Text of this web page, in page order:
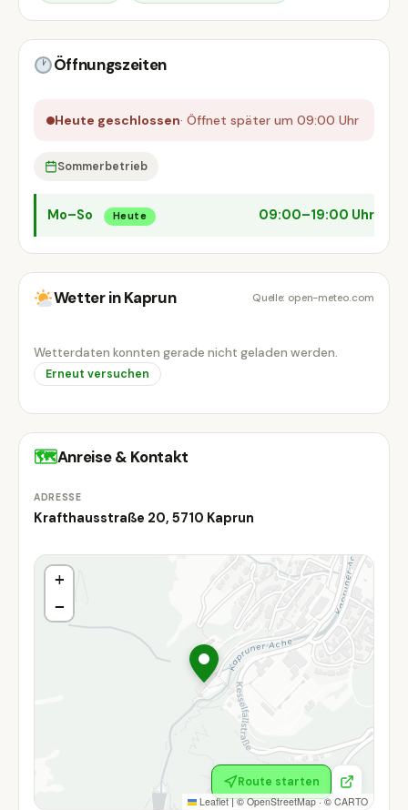
Öffnungszeiten
Heute geschlossen· Öffnet später um 09:00 Uhr
Sommerbetrieb
Mo–So Heute 09:00–19:00 Uhr
Wetter in Kaprun Quelle: open-meteo.com
Wetterdaten konnten gerade nicht geladen werden.
Erneut versuchen
🗺Anreise & Kontakt
ADRESSE
Krafthausstraße 20, 5710 Kaprun
+
−
Leaflet |©OpenStreetMap· © CARTO
Route starten